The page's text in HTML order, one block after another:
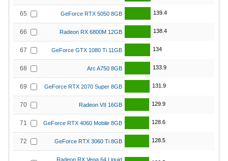
65 GeForce RTX 5050 8GB 139.4
66 Radeon RX 6800M 12GB 138.4
67 GeForce GTX 1080 Ti 11GB 134
68 Arc A750 8GB 133.9
69 GeForce RTX 2070 Super 8GB 131.9
70 Radeon VII 16GB 129.9
71 GeForce RTX 4060 Mobile 8GB 128.6
72 GeForce RTX 3060 Ti 8GB 128.5
Radeon RX Vega 64 Liquid